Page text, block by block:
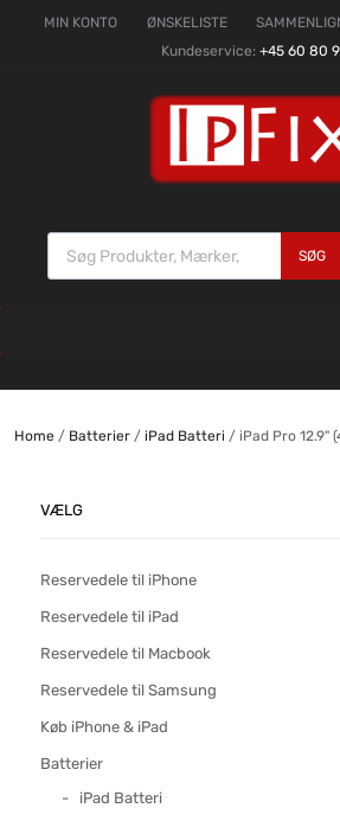
MIN KONTO ØNSKELISTE
Kundeservice: +45 60 80
SØG
Home/ Batterier/ iPad Batteri / iPad Pro 12.9"
VÆLG
Reservedele til iPhone
Reservedele til iPad
Reservedele til Macbook
Reservedele til Samsung
Køb iPhone & iPad
Batterier
iPad Batteri